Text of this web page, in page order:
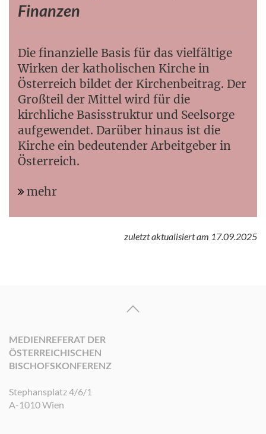
Finanzen
Die finanzielle Basis für das vielfältige
Wirken der katholischen Kirche in
Österreich bildet der Kirchenbeitrag. Der
Großteil der Mittel wird für die
kirchliche Basisstruktur und Seelsorge
aufgewendet. Darüber hinaus ist die
Kirche ein bedeutender Arbeitgeber in
Österreich.
mehr
zuletzt aktualisiert am 17.09.2025
MEDIENREFERAT DER
ÖSTERREICHISCHEN
BISCHOFSKONFERENZ
Stephansplatz 4/6/1
A-1010 Wien